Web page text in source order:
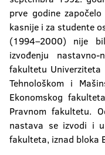
prve godine
kasnije i za studente
(1994–2000) nije
izvođenju
fakultetu
Tehnološkom i
Ekonomskog
Pravnom fakultetu.
nastava se izvodi i
fakulteta, iznad bloka